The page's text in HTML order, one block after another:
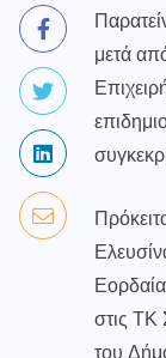
μετά
στις ΤΚ
του